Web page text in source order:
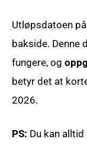
Utløpsdatoen
bakside. Denne
fungere, og
betyr det at
2026.
PS: Du kan